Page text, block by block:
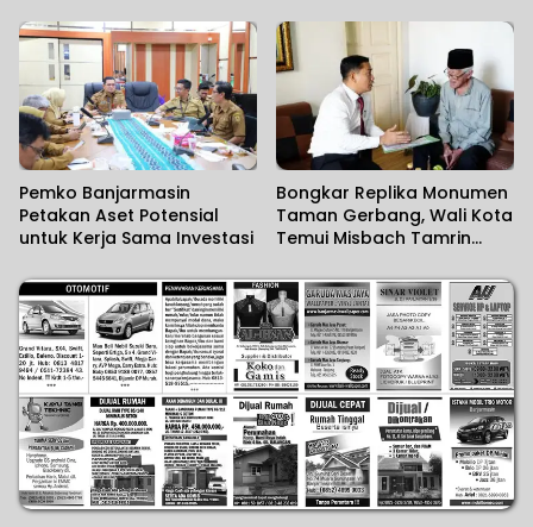
Berurusan kepada
Masyarakat
Pemko Banjarmasin
Petakan Aset Potensial
untuk Kerja Sama Investasi
Bongkar Replika Monumen
Taman Gerbang, Wali Kota
Temui Misbach Tamrin
Maaf